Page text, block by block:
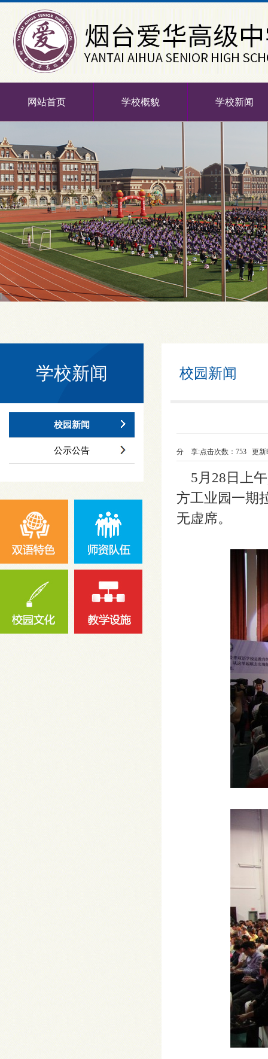
网站首页 学校概貌 学校新闻
学校新闻
校园新闻
公示公告
校园新闻
点击次数： 753 更新
分 享:
5月28日上午
方工业园一期
无虚席。